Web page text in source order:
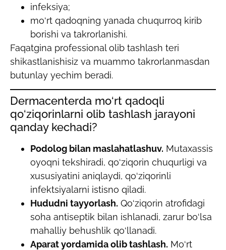
infeksiya;
mo‘rt qadoqning yanada chuqurroq kirib
borishi va takrorlanishi.
Faqatgina professional olib tashlash teri
shikastlanishisiz va muammo takrorlanmasdan
butunlay yechim beradi.
Dermacenterda mo‘rt qadoqli
qo‘ziqorinlarni olib tashlash jarayoni
qanday kechadi?
Podolog bilan maslahatlashuv. Mutaxassis
oyoqni tekshiradi, qo‘ziqorin chuqurligi va
xususiyatini aniqlaydi, qo‘ziqorinli
infektsiyalarni istisno qiladi.
Hududni tayyorlash. Qo‘ziqorin atrofidagi
soha antiseptik bilan ishlanadi, zarur bo‘lsa
mahalliy behushlik qo‘llanadi.
Aparat yordamida olib tashlash. Mo‘rt